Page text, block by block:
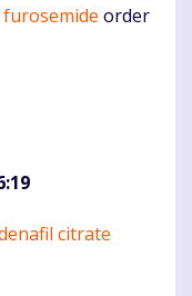
order
citrate